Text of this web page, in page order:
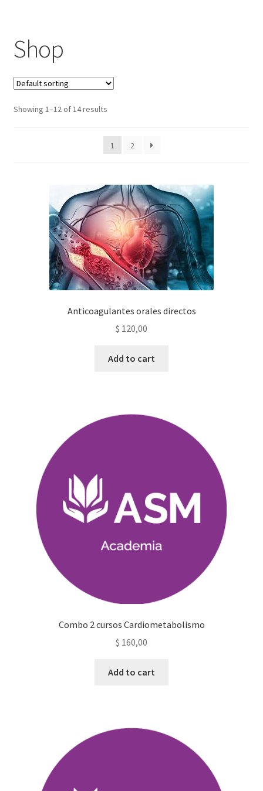
Shop
Showing 1–12 of 14 results
1 2
Anticoagulantes orales directos
$ 120,00
Add to cart
Combo 2 cursos Cardiometabolismo
$ 160,00
Add to cart